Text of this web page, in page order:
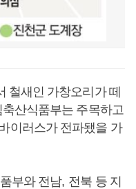
철새인 가창오리가 떼
산식품부는 주목하고
이러스가 전파됐을 가
부와 전남, 전북 등 지